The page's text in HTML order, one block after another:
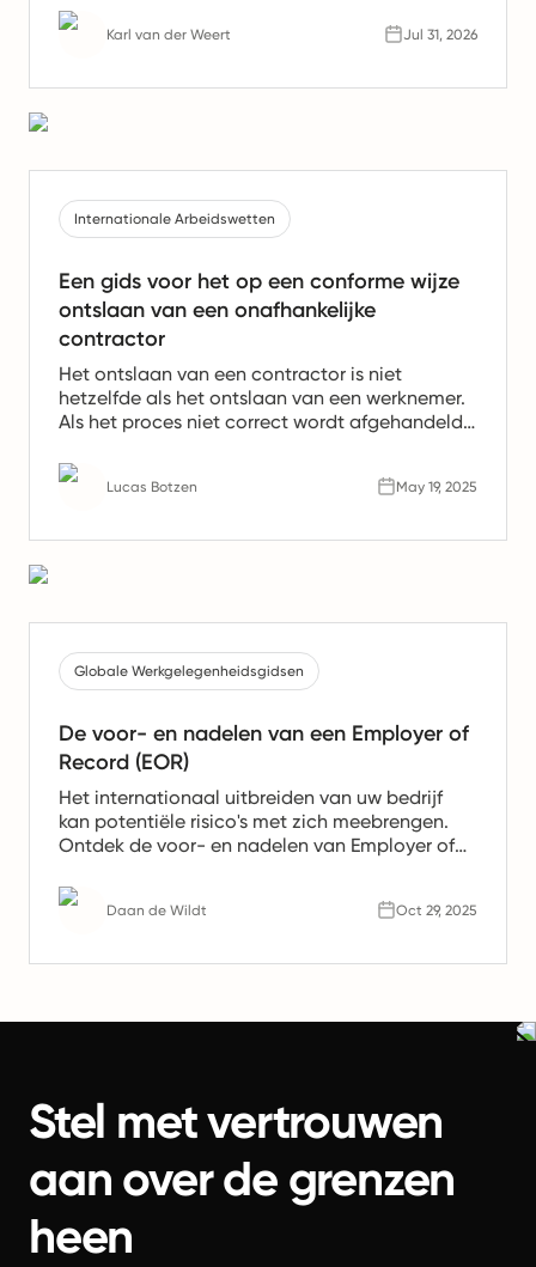
gebruikt door wereldwijde werkgevers.
Karl van der Weert Jul 31, 2026
Internationale Arbeidswetten
Een gids voor het op een conforme wijze
ontslaan van een onafhankelijke
contractor
Het ontslaan van een contractor is niet
hetzelfde als het ontslaan van een werknemer.
Als het proces niet correct wordt afgehandeld,
opleveringen en ernstige gevolgen voor uw
bedrijf. Dit artikel laat zien hoe u dit op een
Lucas Botzen May 19, 2025
Globale Werkgelegenheidsgidsen
De voor- en nadelen van een Employer of
Record (EOR)
Het internationaal uitbreiden van uw bedrijf
kan potentiële risico's met zich meebrengen.
Ontdek de voor- en nadelen van Employer of
2026 geschikt voor u zijn.
Daan de Wildt Oct 29, 2025
Stel met vertrouwen
aan over de grenzen
heen